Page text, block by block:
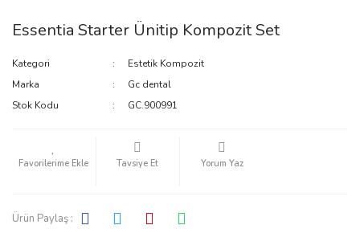
Essentia Starter Ünitip Kompozit Set
Kategori
Estetik Kompozit
Marka
Gc dental
Stok Kodu
GC.900991
Tavsiye Et Yorum Yaz
Ürün Paylaş :